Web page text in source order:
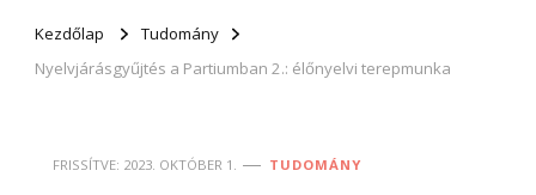
Kezdőlap
Tudomány
Nyelvjárásgyűjtés a Partiumban 2.: élőnyelvi terepmunka
FRISSÍTVE: 2023. OKTÓBER 1. TUDOMÁNY